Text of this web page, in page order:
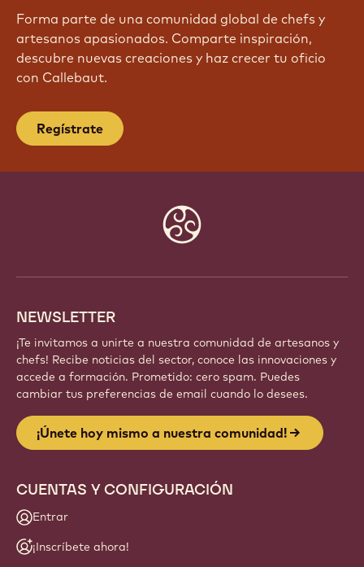
Forma parte de una comunidad global de chefs y
artesanos apasionados. Comparte inspiración,
descubre nuevas creaciones y haz crecer tu oficio
con Callebaut.
Regístrate
NEWSLETTER
¡Te invitamos a unirte a nuestra comunidad de artesanos y
chefs! Recibe noticias del sector, conoce las innovaciones y
accede a formación. Prometido: cero spam. Puedes
cambiar tus preferencias de email cuando lo desees.
¡Únete hoy mismo a nuestra comunidad!
CUENTAS Y CONFIGURACIÓN
Entrar
¡Inscríbete ahora!